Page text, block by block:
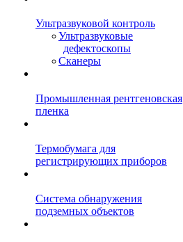
Ультразвуковой контроль
Ультразвуковые
дефектоскопы
Сканеры
Промышленная рентгеновская
пленка
Термобумага для
регистрирующих приборов
Система обнаружения
подземных объектов